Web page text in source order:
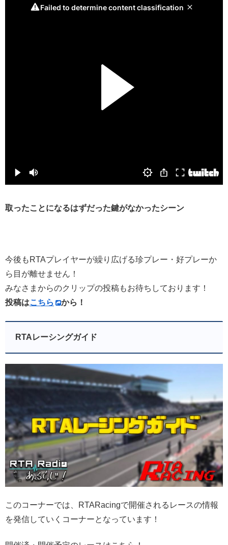
取ったことになるはずだった鍵がなかったシーン
今後もRTAプレイヤーが繰り広げる珍プレー・好プレーか
ら目が離せません！
みなさまからのクリップの投稿もお待ちしております！
投稿はこちら から！
RTAレーシングガイド
このコーナーでは、RTARacingで開催されるレースの情報
を発信していくコーナーとなっています！